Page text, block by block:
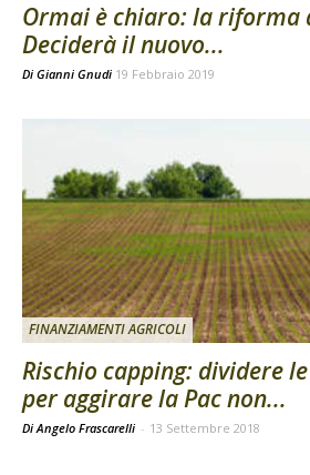
Ormai è chiaro: la riforma
Deciderà il nuovo...
Di Gianni Gnudi 19 Febbraio 2019
FINANZIAMENTI AGRICOLI
Rischio capping: dividere
per aggirare la Pac non...
Di Angelo Frascarelli - 13 Settembre 2018